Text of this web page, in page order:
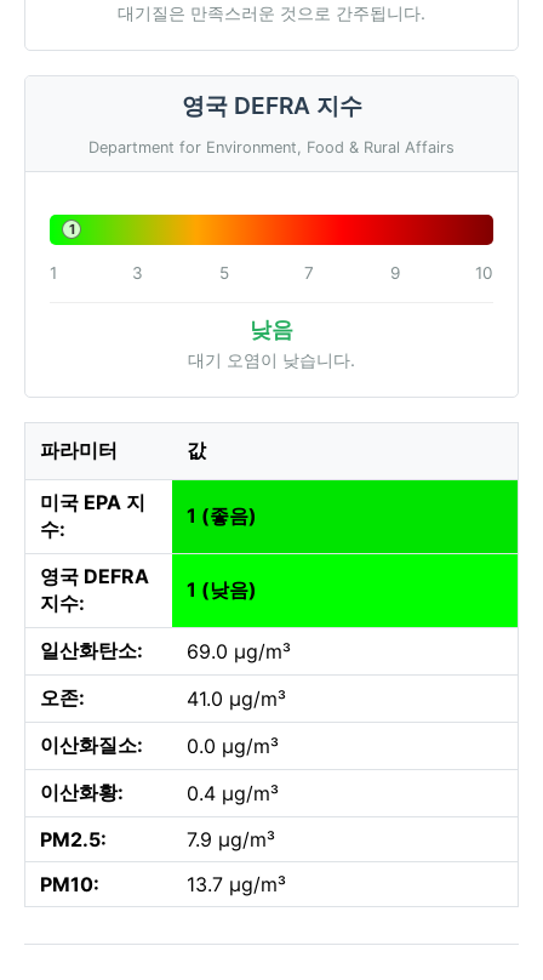
대기질은 만족스러운 것으로 간주됩니다.
영국 DEFRA 지수
Department for Environment, Food & Rural Affairs
1
1 3 5 7 9 10
낮음
대기 오염이 낮습니다.
파라미터 값
미국 EPA 지
수:
1 (좋음)
영국 DEFRA
지수:
1 (낮음)
일산화탄소:
69.0 µg/m³
오존:
41.0 µg/m³
이산화질소:
0.0 µg/m³
이산화황:
0.4 µg/m³
PM2.5:
7.9 µg/m³
PM10:
13.7 µg/m³